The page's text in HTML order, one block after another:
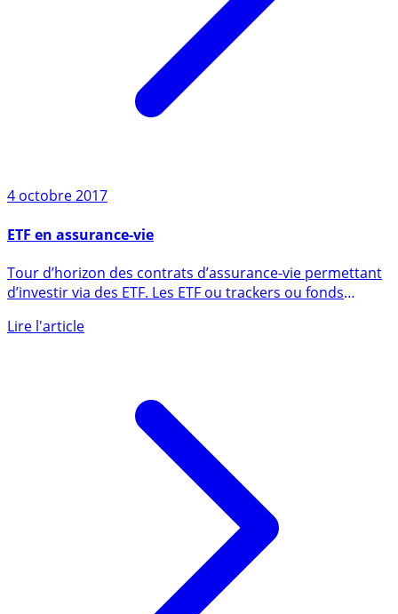
4 octobre 2017
ETF en assurance-vie
d’investir via des ETF. Les ETF ou trackers ou fonds